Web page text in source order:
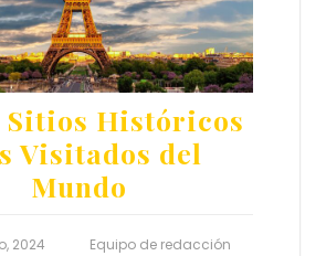
Sitios Históricos
Visitados del
Mundo
2024
Equipo de redacción